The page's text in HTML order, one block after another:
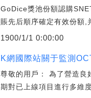
GoDice獎池份額認購
賬先后順序確定有效份額,
1900/1/1 0:00:00
K網國際站關于監測
尊敬的用戶： 為了營造良
期對已上線項目進行多維